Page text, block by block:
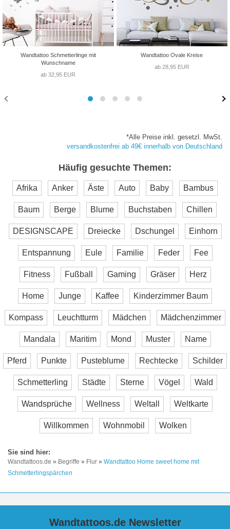
Wandtattoo Schmetterlinge mit
Wunschname
ab 32,95 EUR
Wandtattoo Ovale Kreise
ab 28,95 EUR
*Alle Preise inkl. gesetzl. MwSt.
versandkostenfrei ab 49€ innerhalb von Deutschland
Häufig gesuchte Themen:
Afrika Anker Äste Auto Baby Bambus
Baum Berge Blume Buchstaben Chillen
DESIGNSCAPE Dreiecke Dschungel Einhorn
Entspannung Eule Familie Feder Fee
Fitness Fußball Gaming Gräser Herz
Home Junge Kaffee Kinderzimmer Baum
Kompass Leuchtturm Mädchen Mädchenzimmer
Mandala Maritim Mond Muster Name
Pferd Punkte Pusteblume Rechtecke Schilder
Schmetterling Städte Sterne Vögel Wald
Wandsprüche Wellness Weltall Weltkarte
Willkommen Wohnmobil Wolken
Wandtattoos.de » Begriffe » Flur » Wandtattoo Home sweet home mit
Schmetterlingspärchen
Wandtattoos.de Newsletter